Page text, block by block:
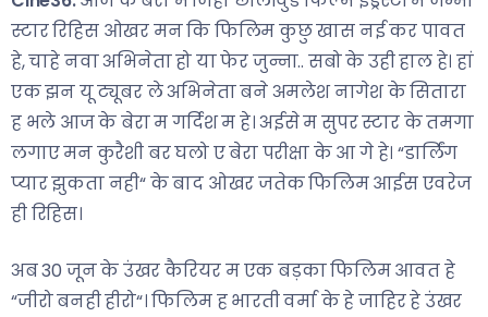
स्टार रिहिस ओखर मन कि फिलिम कुछु खास नई कर पावत
हे, चाहे नवा अभिनेता हो या फेर जुन्ना.. सबो के उही हाल हे। हां
एक झन यू ट्यूबर ले अभिनेता बने अमलेश नागेश के सितारा
ह भले आज के बेरा म गर्दिश म हे। अईसे म सुपर स्टार के तमगा
लगाए मन कुरैशी बर घलो ए बेरा परीक्षा के आ गे हे। “डार्लिंग
प्यार झुकता नही“ के बाद ओखर जतेक फिलिम आईस एवरेज
ही रिहिस।
अब 30 जून के उंखर कैरियर म एक बड़का फिलिम आ‌वत हे
“जीरो बनही हीरो“। फिलिम ह भारती वर्मा के हे जाहिर हे उंखर